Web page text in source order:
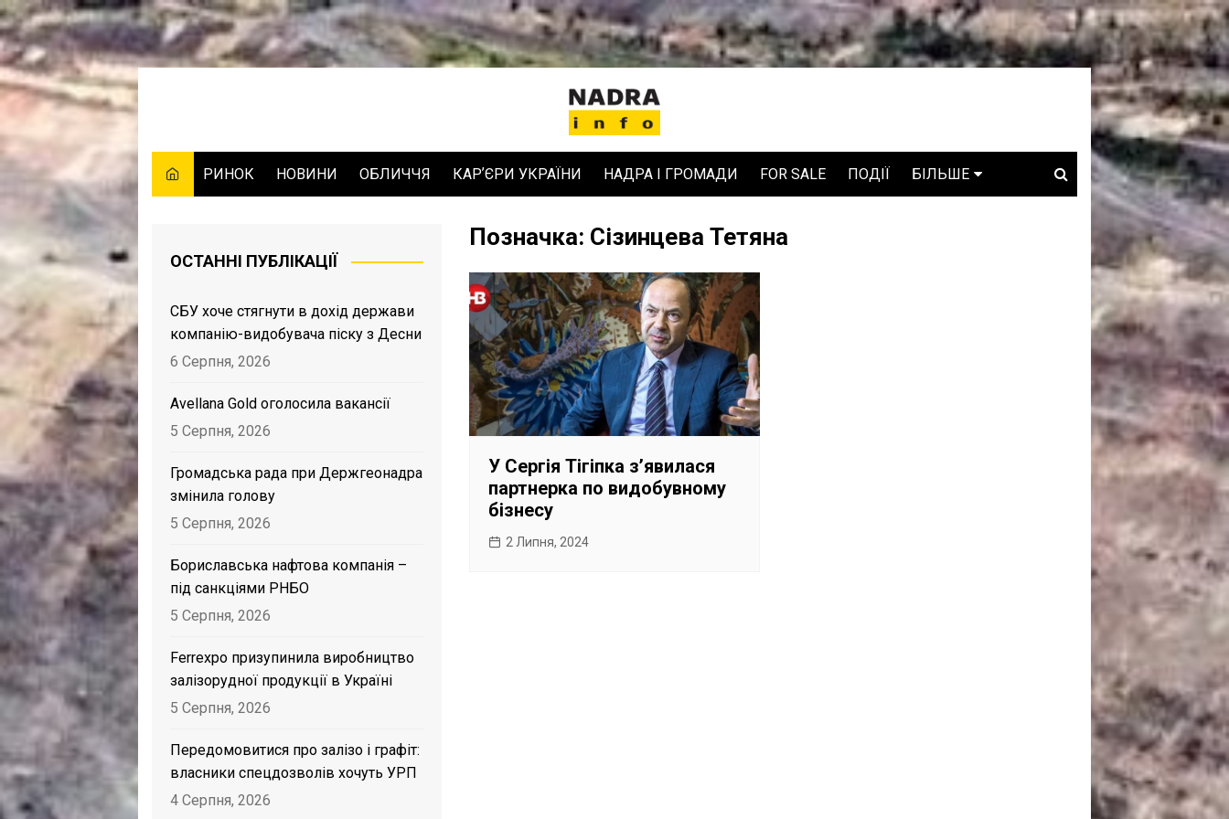
Skip
to
РИНОК НОВИНИ ОБЛИЧЧЯ КАРʼЄРИ УКРАЇНИ НАДРА І ГРОМАДИ FOR SALE ПОДІЇ БІЛЬШЕ
Позначка: Сізинцева Тетяна
У Сергія Тігіпка зʼявилася
партнерка по видобувному
бізнесу
2 Липня, 2024
ОСТАННІ ПУБЛІКАЦІЇ
СБУ хоче стягнути в дохід держави
компанію-видобувача піску з Десни
6 Серпня, 2026
Avellana Gold оголосила вакансії
5 Серпня, 2026
Громадська рада при Держгеонадра
змінила голову
5 Серпня, 2026
Бориславська нафтова компанія –
під санкціями РНБО
5 Серпня, 2026
Ferrexpo призупинила виробництво
залізорудної продукції в Україні
5 Серпня, 2026
Передомовитися про залізо і графіт:
власники спецдозволів хочуть УРП
4 Серпня, 2026